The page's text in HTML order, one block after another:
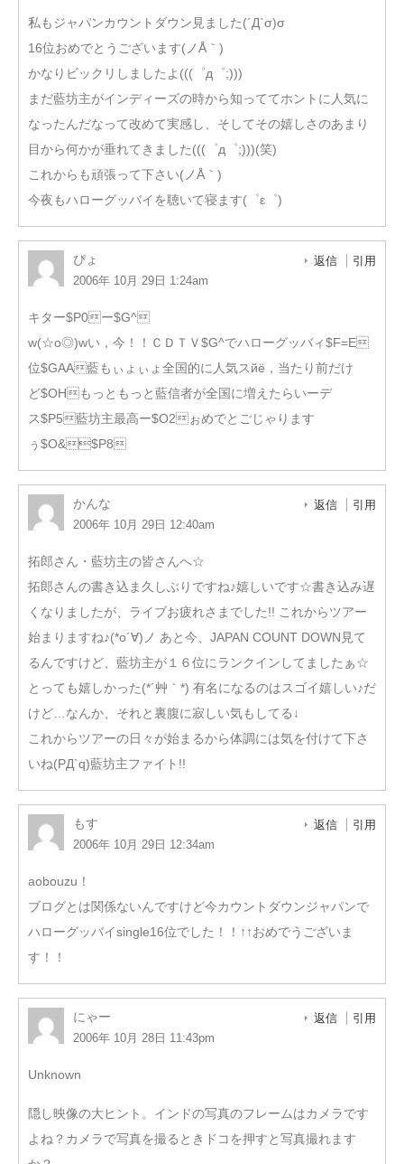
私もジャパンカウントダウン見ました(´Д`σ)σ
16位おめでとうございます(ノÅ｀)
かなりビックリしましたよ(((゜д゜;)))
まだ藍坊主がインディーズの時から知っててホントに人気に
なったんだなって改めて実感し、そしてその嬉しさのあまり
目から何かが垂れてきました(((゜д゜;)))(笑)
これからも頑張って下さい(ノÅ｀)
今夜もハローグッバイを聴いて寝ます(゜ε゜)
ぴょ
2006年 10月 29日 1:24am
返信 引用
キター$P0ー$G^
w(☆o◎)wい，今！！ＣＤＴＶ$G^でハローグッバィ$F=E
位$GAA藍もぃょぃょ全国的に人気スйё，当たり前だけ
ど$OHもっともっと藍信者が全国に増えたらいーデ
ス$P5藍坊主最高ー$O2ぉめでとごじゃります
ぅ$O&$P8
かんな
2006年 10月 29日 12:40am
返信 引用
拓郎さん・藍坊主の皆さんへ☆
拓郎さんの書き込ま久しぶりですね♪嬉しいです☆書き込み遅
くなりましたが、ライブお疲れさまでした!! これからツアー
始まりますね♪(*o´∀)ノ あと今、JAPAN COUNT DOWN見て
るんですけど、藍坊主が１６位にランクインしてましたぁ☆
とっても嬉しかった(*´艸｀*) 有名になるのはスゴイ嬉しい♪だ
けど…なんか、それと裏腹に寂しい気もしてる↓
これからツアーの日々が始まるから体調には気を付けて下さ
いね(PД`q)藍坊主ファイト!!
もす
2006年 10月 29日 12:34am
返信 引用
aobouzu！
ブログとは関係ないんですけど今カウントダウンジャパンで
ハローグッバイsingle16位でした！！↑↑おめでうございま
す！！
にゃー
2006年 10月 28日 11:43pm
返信 引用
Unknown
隠し映像の大ヒント。インドの写真のフレームはカメラです
よね？カメラで写真を撮るときドコを押すと写真撮れます